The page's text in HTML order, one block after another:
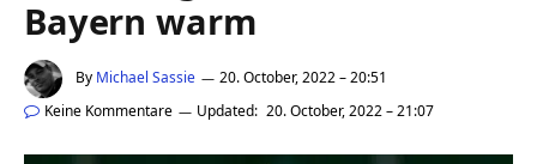
Bayern warm
By Michael Sassie
20. October, 2022 – 20:51
Keine Kommentare
Updated: 20. October, 2022 – 21:07